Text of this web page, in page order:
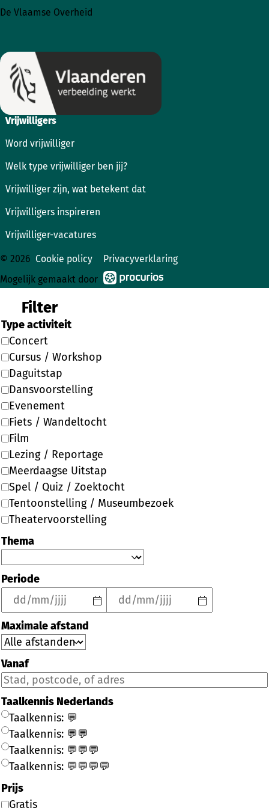
InstagramFacebook
Vrijwilligers
Word vrijwilliger
Welk type vrijwilliger ben jij?
Vrijwilliger zijn, wat betekent dat
Vrijwilligers inspireren
Vrijwilliger-vacatures
De Vlaamse Overheid
© 2026 Cookie policy
Privacyverklaring
Mogelijk gemaakt door
Filter
Type activiteit
Concert
Cursus / Workshop
Daguitstap
Dansvoorstelling
Evenement
Fiets / Wandeltocht
Film
Lezing / Reportage
Meerdaagse Uitstap
Spel / Quiz / Zoektocht
Tentoonstelling / Museumbezoek
Theatervoorstelling
Thema
Periode
Maximale afstand
Vanaf
Taalkennis Nederlands
Taalkennis: 💬
Taalkennis: 💬💬
Taalkennis: 💬💬💬
Taalkennis: 💬💬💬💬
Prijs
Gratis